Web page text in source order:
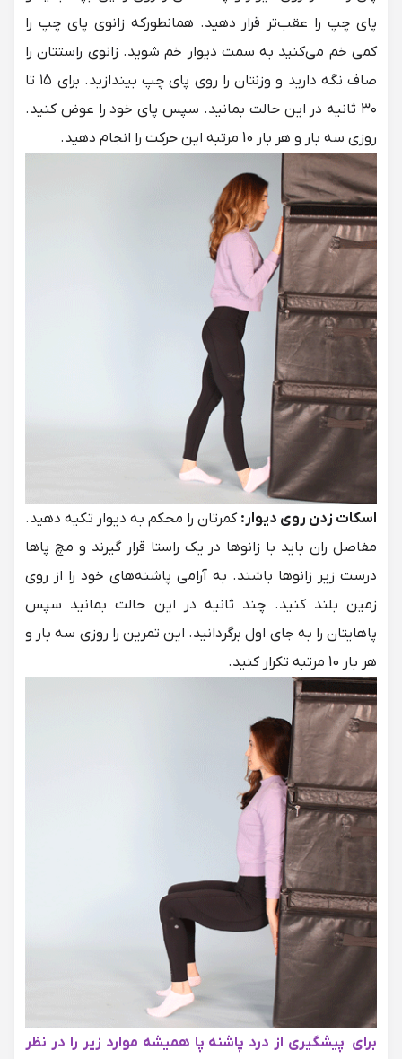
پای چپ را عقب‌تر قرار دهید. همانطورکه زانوی پای چپ را
کمی خم می‌کنید به سمت دیوار خم شوید. زانوی راستتان را
صاف نگه دارید و وزنتان را روی پای چپ بیندازید. برای ۱۵ تا
۳۰ ثانیه در این حالت بمانید. سپس پای خود را عوض کنید.
روزی سه بار و هر بار 10 مرتبه این حرکت را انجام دهید.
اسکات زدن روی دیوار: کمرتان را محکم به دیوار تکیه دهید.
مفاصل ران باید با زانوها در یک راستا قرار گیرند و مچ پاها
درست زیر زانوها باشند. به آرامی پاشنه‌های خود را از روی
زمین بلند کنید. چند ثانیه در این حالت بمانید سپس
پاهایتان را به جای اول برگردانید. این تمرین را روزی سه بار و
هر بار 10 مرتبه تکرار کنید.
برای پیشگیری از درد پاشنه پا همیشه موارد زیر را در نظر